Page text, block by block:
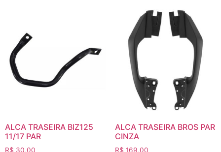
ALCA TRASEIRA BIZ125
11/17 PAR
R$ 30,00
ALCA TRASEIRA BROS PAR
CINZA
R$ 169,00